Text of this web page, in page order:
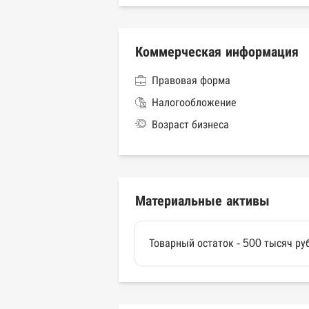
Коммерческая информация
Правовая форма
Налогообложение
Возраст бизнеса
Материальные активы
Товарный остаток - 500 тысяч